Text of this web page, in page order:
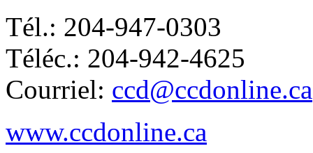
Tél.: 204-947-0303
Téléc.: 204-942-4625
Courriel: ccd@ccdonline.ca
www.ccdonline.ca